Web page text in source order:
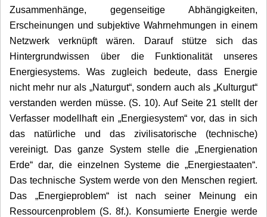
Zusammenhänge, gegenseitige Abhängigkeiten,
Erscheinungen und subjektive Wahrnehmungen in einem
Netzwerk verknüpft wären. Darauf stütze sich das
Hintergrundwissen über die Funktionalität unseres
Energiesystems. Was zugleich bedeute, dass Energie
nicht mehr nur als „Naturgut“, sondern auch als „Kulturgut“
verstanden werden müsse. (S. 10). Auf Seite 21 stellt der
Verfasser modellhaft ein „Energiesystem“ vor, das in sich
das natürliche und das zivilisatorische (technische)
vereinigt. Das ganze System stelle die „Energienation
Erde“ dar, die einzelnen Systeme die „Energiestaaten“.
Das technische System werde von den Menschen regiert.
Das „Energieproblem“ ist nach seiner Meinung ein
Ressourcenproblem (S. 8f.). Konsumierte Energie werde